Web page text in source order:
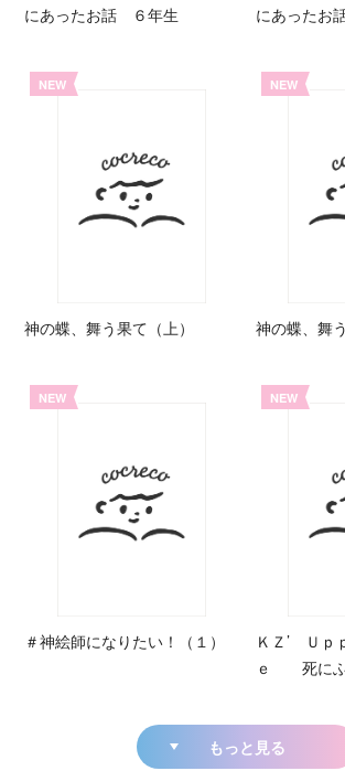
にあったお話 ６年生
にあったお
NEW
神の蝶、舞う果て（上）
NEW
神の蝶、舞
NEW
＃神絵師になりたい！（１）
NEW
ＫＺ’ Ｕｐ
ｅ 死にふ
もっと見る